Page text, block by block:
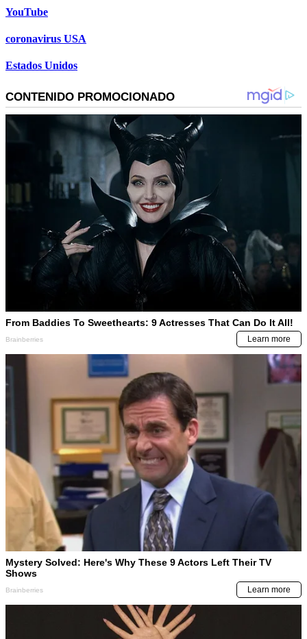
YouTube
coronavirus USA
Estados Unidos